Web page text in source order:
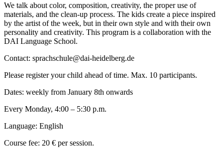
We talk about color, composition, creativity, the proper use of
materials, and the clean-up process. The kids create a piece inspired
by the artist of the week, but in their own style and with their own
personality and creativity. This program is a collaboration with the
DAI Language School.
Contact: sprachschule@dai-heidelberg.de
Please register your child ahead of time. Max. 10 participants.
Dates: weekly from January 8th onwards
Every Monday, 4:00 – 5:30 p.m.
Language: English
Course fee: 20 € per session.